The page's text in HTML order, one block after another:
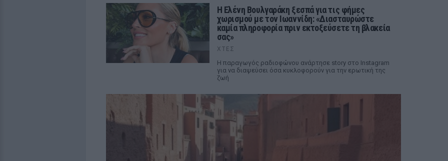
Η Ελένη Βουλγαράκη ξεσπά για τις φήμες
χωρισμού με τον Ιωαννίδη: «Διασταυρώστε
καμία πληροφορία πριν εκτοξεύσετε τη βλακεία
σας»
ΧΤΕΣ
Η παραγωγός ραδιοφώνου ανάρτησε story στο Instagram
για να διαψεύσει όσα κυκλοφορούν για την ερωτική της
ζωή